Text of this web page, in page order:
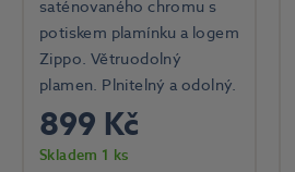
saténovaného chromu s
potiskem plamínku a logem
Zippo. Větruodolný
plamen. Plnitelný a odolný.
899 Kč
Skladem 1 ks